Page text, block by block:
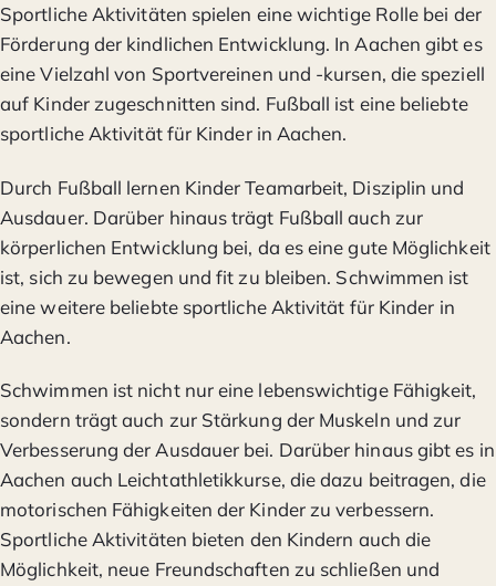
Sportliche Aktivitäten spielen eine wichtige Rolle bei der
Förderung der kindlichen Entwicklung. In Aachen gibt es
eine Vielzahl von Sportvereinen und -kursen, die speziell
auf Kinder zugeschnitten sind. Fußball ist eine beliebte
sportliche Aktivität für Kinder in Aachen.
Durch Fußball lernen Kinder Teamarbeit, Disziplin und
Ausdauer. Darüber hinaus trägt Fußball auch zur
körperlichen Entwicklung bei, da es eine gute Möglichkeit
ist, sich zu bewegen und fit zu bleiben. Schwimmen ist
eine weitere beliebte sportliche Aktivität für Kinder in
Aachen.
Schwimmen ist nicht nur eine lebenswichtige Fähigkeit,
sondern trägt auch zur Stärkung der Muskeln und zur
Verbesserung der Ausdauer bei. Darüber hinaus gibt es in
Aachen auch Leichtathletikkurse, die dazu beitragen, die
motorischen Fähigkeiten der Kinder zu verbessern.
Sportliche Aktivitäten bieten den Kindern auch die
Möglichkeit, neue Freundschaften zu schließen und